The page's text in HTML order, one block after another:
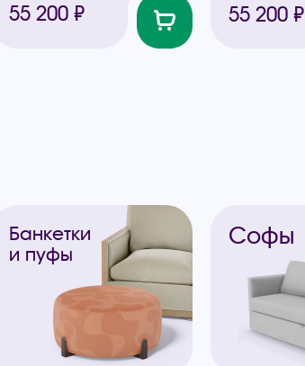
55 200 ₽
55 200 ₽
Банкетки
и пуфы
Софы